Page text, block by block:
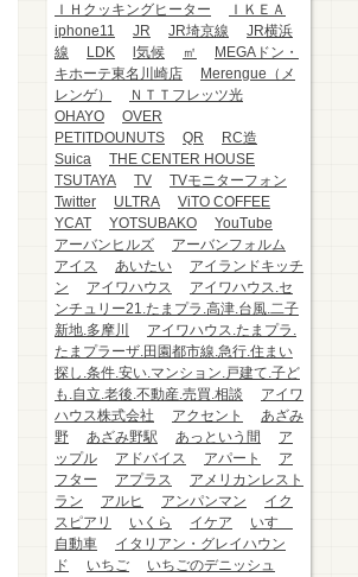
ＩＨクッキングヒーター
ＩＫＥＡ
iphone11
JR JR埼京線
JR横浜
線
LDK l気候 ㎡
MEGAドン・
キホーテ東名川崎店
Merengue（メ
レンゲ）
ＮＴＴフレッツ光
OHAYO
OVER
PETITDOUNUTS
QR
RC造
Suica
THE CENTER HOUSE
TSUTAYA
TV
TVモニターフォン
Twitter
ULTRA
ViTO COFFEE
YCAT
YOTSUBAKO
YouTube
アーバンヒルズ
アーバンフォルム
アイス
あいたい
アイランドキッチ
ン
アイワハウス
アイワハウス.セ
ンチュリー21.たまプラ.高津.台風.二子
新地.多摩川
アイワハウス.たまプラ.
たまプラーザ.田園都市線.急行.住まい
探し.条件.安い.マンション.戸建て.子ど
も.自立.老後.不動産.売買.相談
アイワ
ハウス株式会社
アクセント
あざみ
野
あざみ野駅 あっという間
ア
ップル
アドバイス アパート
ア
フター
アプラス
アメリカンレスト
ラン
アルヒ アンパンマン
イク
スピアリ
いくら イケア
いすゞ
自動車
イタリアン・グレイハウン
ド
いちご
いちごのデニッシュ